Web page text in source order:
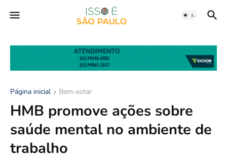
Página inicial Bem-estar
HMB promove ações sobre
saúde mental no ambiente de
trabalho